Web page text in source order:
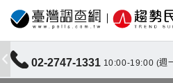
02-2747-1331 10:00-19:00 (週